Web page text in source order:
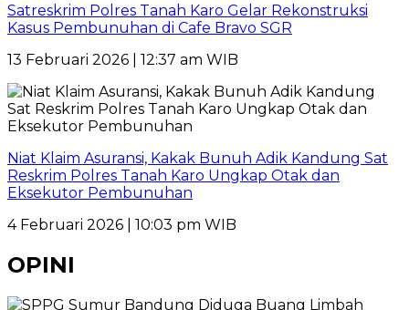
Satreskrim Polres Tanah Karo Gelar Rekonstruksi
Kasus Pembunuhan di Cafe Bravo SGR
13 Februari 2026 | 12:37 am WIB
Niat Klaim Asuransi, Kakak Bunuh Adik Kandung Sat
Reskrim Polres Tanah Karo Ungkap Otak dan
Eksekutor Pembunuhan
4 Februari 2026 | 10:03 pm WIB
OPINI